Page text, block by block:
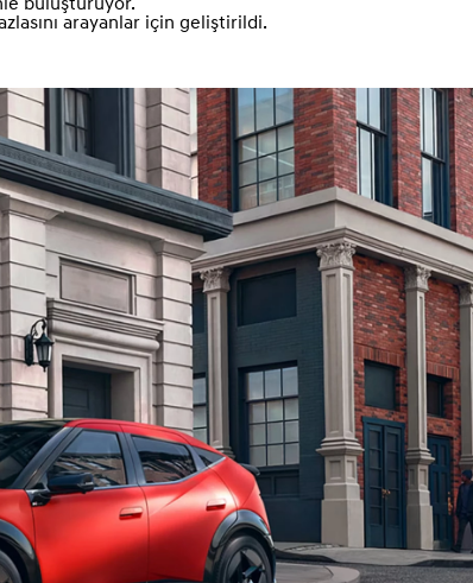
arayanlar için geliştirildi.